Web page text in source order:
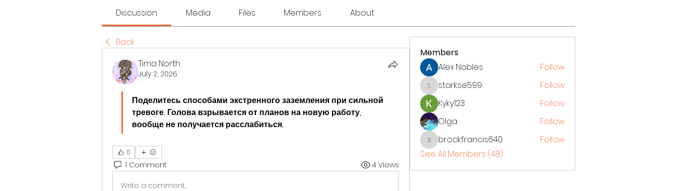
Discussion Media Files Members About
Back
Tima North
July 2, 2026
Поделитесь способами экстренного заземления при сильной
тревоге. Голова взрывается от планов на новую работу,
вообще не получается расслабиться.
0
1 Comment 4 Views
Write a comment...
Members
Alex Nobles
Follow
starkse599
starkse599
Follow
Kyky123
Follow
Olga
Follow
brockfrancis640
brockfrancis640
Follow
See All Members (48)